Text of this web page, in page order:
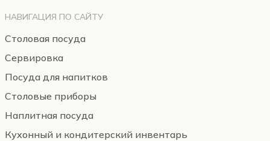
НАВИГАЦИЯ ПО САЙТУ
Столовая посуда
Сервировка
Посуда для напитков
Столовые приборы
Наплитная посуда
Кухонный и кондитерский инвентарь